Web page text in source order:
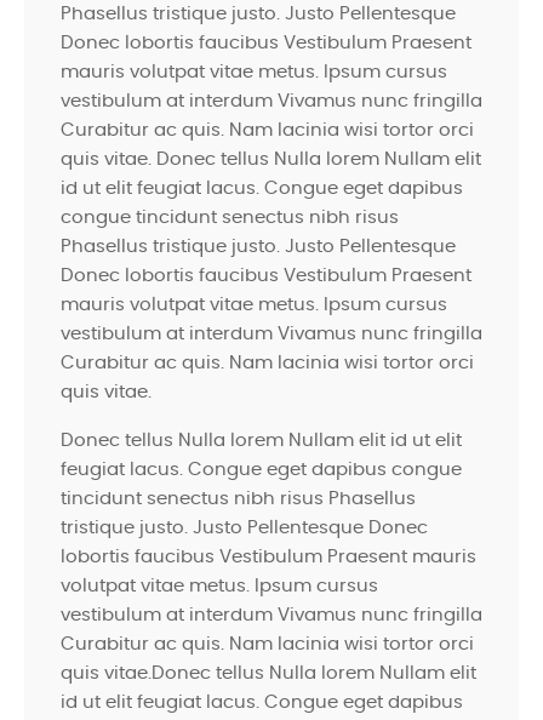
Phasellus tristique justo. Justo Pellentesque
Donec lobortis faucibus Vestibulum Praesent
mauris volutpat vitae metus. Ipsum cursus
vestibulum at interdum Vivamus nunc fringilla
Curabitur ac quis. Nam lacinia wisi tortor orci
quis vitae. Donec tellus Nulla lorem Nullam elit
id ut elit feugiat lacus. Congue eget dapibus
congue tincidunt senectus nibh risus
Phasellus tristique justo. Justo Pellentesque
Donec lobortis faucibus Vestibulum Praesent
mauris volutpat vitae metus. Ipsum cursus
vestibulum at interdum Vivamus nunc fringilla
Curabitur ac quis. Nam lacinia wisi tortor orci
quis vitae.
Donec tellus Nulla lorem Nullam elit id ut elit
feugiat lacus. Congue eget dapibus congue
tincidunt senectus nibh risus Phasellus
tristique justo. Justo Pellentesque Donec
lobortis faucibus Vestibulum Praesent mauris
volutpat vitae metus. Ipsum cursus
vestibulum at interdum Vivamus nunc fringilla
Curabitur ac quis. Nam lacinia wisi tortor orci
quis vitae.Donec tellus Nulla lorem Nullam elit
id ut elit feugiat lacus. Congue eget dapibus